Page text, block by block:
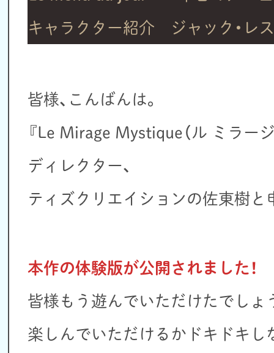
キャラクター紹介 ジャック・レ
皆様、こんばんは。
『Le Mirage Mystique（ル ミラー
ディレクター、
ティズクリエイションの佐東樹と
本作の体験版が公開されました！
皆様もう遊んでいただけたでしょ
楽しんでいただけるかドキドキし